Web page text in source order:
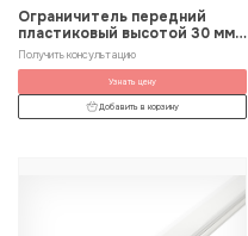
Ограничитель передний
пластиковый высотой 30 мм с
Т-профилем
Получить консультацию
Узнать цену
Добавить в корзину